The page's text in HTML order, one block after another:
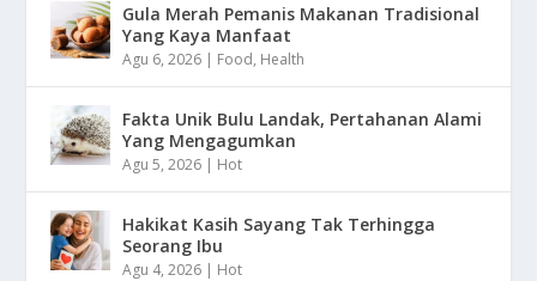
Gula Merah Pemanis Makanan Tradisional
Yang Kaya Manfaat
Agu 6, 2026 | Food, Health
Fakta Unik Bulu Landak, Pertahanan Alami
Yang Mengagumkan
Agu 5, 2026 | Hot
Hakikat Kasih Sayang Tak Terhingga
Seorang Ibu
Agu 4, 2026 | Hot